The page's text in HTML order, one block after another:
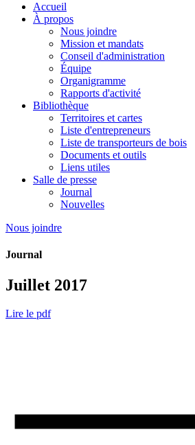
Accueil
À propos
Nous joindre
Mission et mandats
Conseil d'administration
Équipe
Organigramme
Rapports d'activité
Bibliothèque
Territoires et cartes
Liste d'entrepreneurs
Liste de transporteurs de bois
Documents et outils
Liens utiles
Salle de presse
Journal
Nouvelles
Nous joindre
Journal
Juillet 2017
Lire le pdf